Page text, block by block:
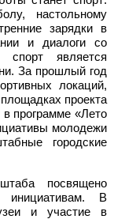
настольному
зарядки в
и диалоги со
спорт является
За прошлый год
локаций,
проекта
программе «Лето
молодежи
городские
посвящено
инициативам. В
и участие в